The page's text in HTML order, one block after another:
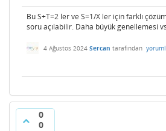
Bu S+T=2 ler ve S=1/X ler için farklı
soru açılabilir. Daha büyük genellemesi
4 Ağustos 2024 Sercan tarafından
0
0